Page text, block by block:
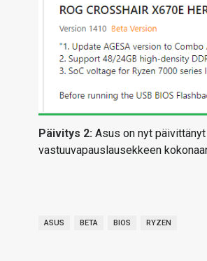
Päivitys 2: Asus on nyt
vastuuvapauslausekkeen
ASUS BETA BIOS RYZEN